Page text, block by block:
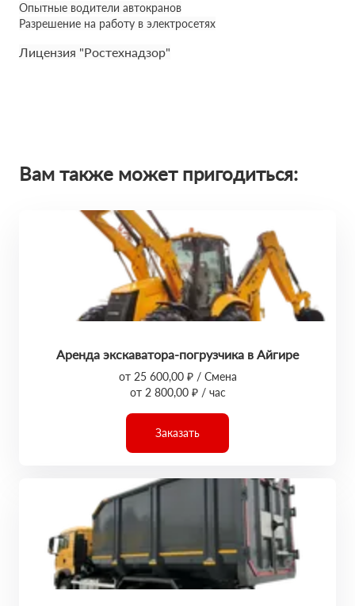
Опытные водители автокранов
Разрешение на работу в электросетях
Лицензия "Ростехнадзор"
Вам также может пригодиться:
Аренда экскаватора-погрузчика в Айгире
от 25 600,00 ₽ / Смена
от 2 800,00 ₽ / час
Заказать